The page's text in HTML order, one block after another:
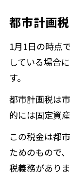
都市計画税
1月1日の時点
している場合
す。
都市計画税は
的には固定資
この税金は都
ためのもので
税義務がありま